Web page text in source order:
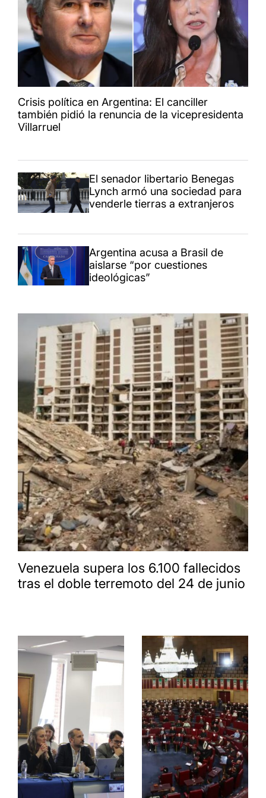
Crisis política en Argentina: El canciller
también pidió la renuncia de la vicepresidenta
Villarruel
El senador libertario Benegas
Lynch armó una sociedad para
venderle tierras a extranjeros
Argentina acusa a Brasil de
aislarse “por cuestiones
ideológicas”
Venezuela supera los 6.100 fallecidos
tras el doble terremoto del 24 de junio